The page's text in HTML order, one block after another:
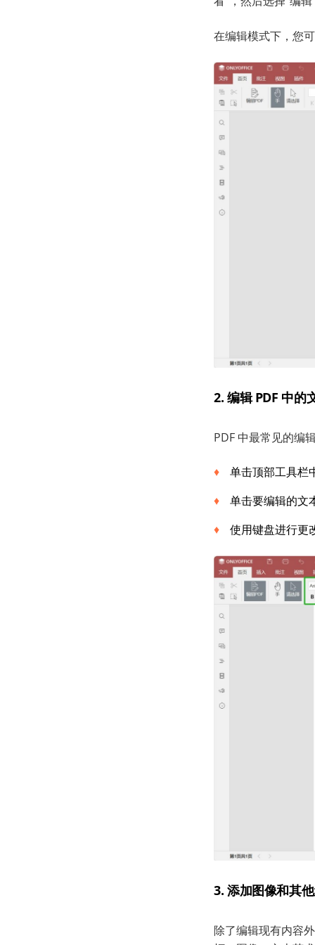
在编辑模式下，您
2. 编辑 PDF 中的
PDF 中最常见的编
单击顶部工具栏
单击要编辑的文
使用键盘进行更
3. 添加图像和其
除了编辑现有内容